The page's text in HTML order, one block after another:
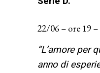
22/06 – ore 19
“L’amore per
anno di